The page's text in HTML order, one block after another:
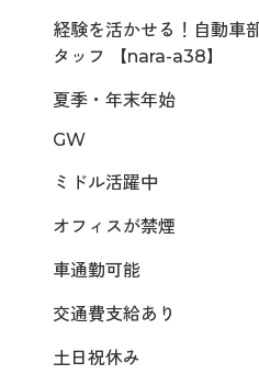
経験を活かせる！自動車
タッフ 【nara-a38】
夏季・年末年始
GW
ミドル活躍中
オフィスが禁煙
車通勤可能
交通費支給あり
土日祝休み